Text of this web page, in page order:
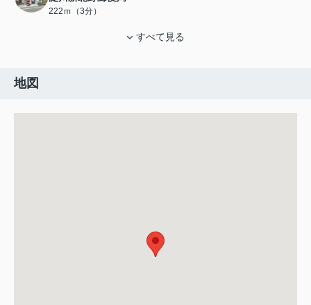
222ｍ（3分）
すべて見る
地図